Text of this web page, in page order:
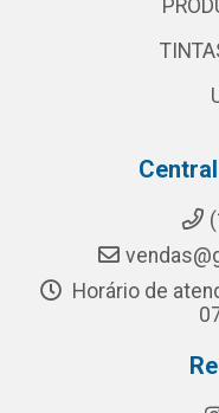
Horário de